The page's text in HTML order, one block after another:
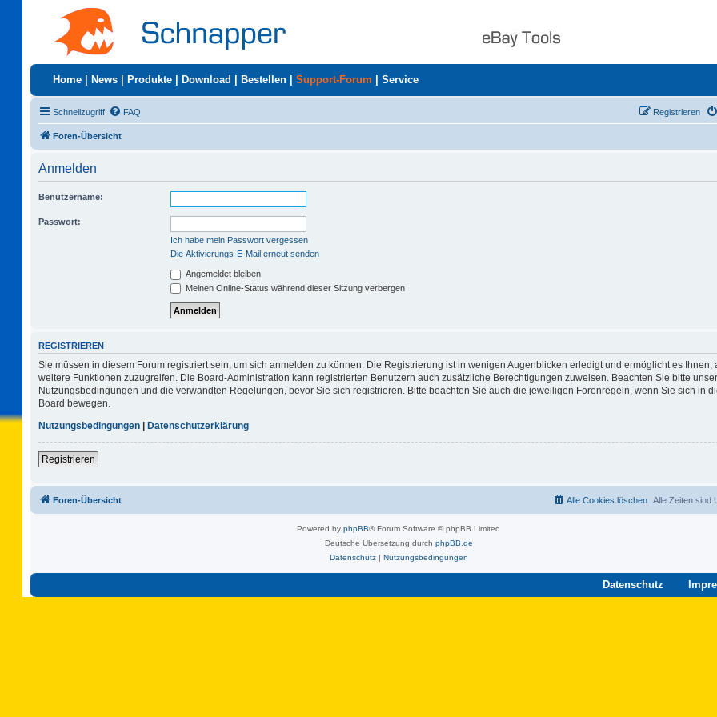
Home News Produkte Download Bestellen Support-Forum Service
Schnellzugriff FAQ Registrieren
Foren-Übersicht
Anmelden
Benutzername:
Passwort:
Ich habe mein Passwort vergessen
Die Aktivierungs-E-Mail erneut senden
Angemeldet bleiben
Meinen Online-Status während dieser Sitzung verbergen
REGISTRIEREN
Sie müssen in diesem Forum registriert sein, um sich anmelden zu können. Die Registrierung ist in wenigen Augenblicken erledigt und ermöglicht es Ihnen,
weitere Funktionen zuzugreifen. Die Board-Administration kann registrierten Benutzern auch zusätzliche Berechtigungen zuweisen. Beachten Sie bitte
Nutzungsbedingungen und die verwandten Regelungen, bevor Sie sich registrieren. Bitte beachten Sie auch die jeweiligen Forenregeln, wenn Sie sich in
Board bewegen.
Nutzungsbedingungen | Datenschutzerklärung
Registrieren
Foren-Übersicht Alle Zeiten sind
Alle Cookies löschen
Powered by phpBB® Forum Software © phpBB Limited
Deutsche Übersetzung durch phpBB.de
Datenschutz| Nutzungsbedingungen
Datenschutz